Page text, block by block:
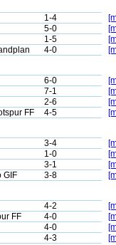
1-4
5-0
1-5
4-0
6-0
7-1
2-6
FF 4-5
3-4
1-0
3-1
GIF 3-8
4-2
FF 4-0
4-0
4-3